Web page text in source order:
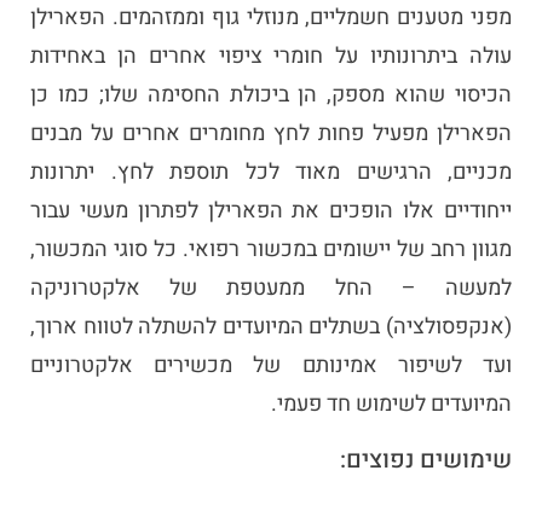
מפני מטענים חשמליים, מנוזלי גוף וממזהמים. הפארילן
עולה ביתרונותיו על חומרי ציפוי אחרים הן באחידות
הכיסוי שהוא מספק, הן ביכולת החסימה שלו; כמו כן
הפארילן מפעיל פחות לחץ מחומרים אחרים על מבנים
מכניים, הרגישים מאוד לכל תוספת לחץ. יתרונות
ייחודיים אלו הופכים את הפארילן לפתרון מעשי עבור
מגוון רחב של יישומים במכשור רפואי. כל סוגי המכשור,
למעשה – החל ממעטפת של אלקטרוניקה
(אנקפסולציה) בשתלים המיועדים להשתלה לטווח ארוך,
ועד לשיפור אמינותם של מכשירים אלקטרוניים
המיועדים לשימוש חד פעמי.
שימושים נפוצים: